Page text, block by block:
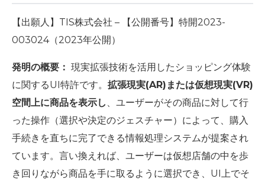
【出願人】TIS株式会社 – 【公開番号】特開2023-
003024（2023年公開）
発明の概要： 現実拡張技術を活用したショッピング体験
に関するUI特許です。 拡張現実(AR)または仮想現実(VR)
空間上に商品を表示し 、ユーザーがその商品に対して行
った操作（選択や決定のジェスチャー）によって、購入
手続きを直ちに完了できる情報処理システムが提案され
ています。言い換えれば、ユーザーは仮想店舗の中を歩
き回りながら商品を手に取るように選択でき、UI上でそ